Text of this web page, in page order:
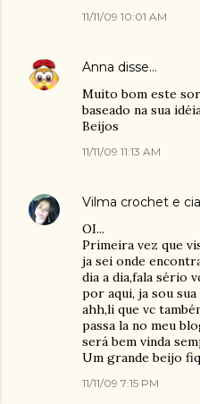
11/11/09 10:01 AM
Anna disse…
Muito bom este
baseado na sua
Beijos
11/11/09 11:13 AM
Vilma crochet e cia
OI...
Primeira vez que
ja sei onde
dia a dia,fala sério
por aqui, ja sou
ahh,li que vc
passa la no meu
será bem vinda
Um grande beijo
11/11/09 7:15 PM